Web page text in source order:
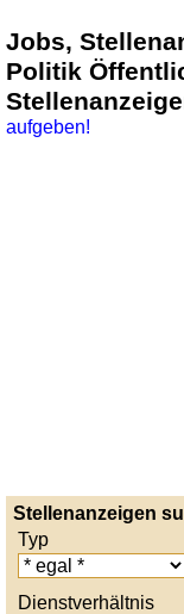
Jobs,
Politik
aufgeben!
Stellenanzeigen
Typ
Dienstverhältnis